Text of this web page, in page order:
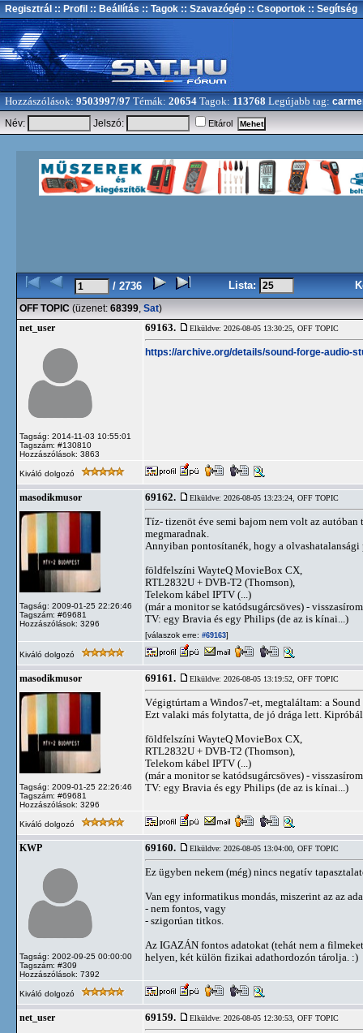
Regisztrál :: Profil :: Beállítás :: Tagok :: Szavazógép :: Csoportok :: Segítség
Hozzászólások: 9503997/97 Témák: 20654 Tagok: 113768 Legújabb tag:
Név:
Jelszó: Eltárol
/ 2736 Lista:
OFF TOPIC (üzenet: 68399, Sat)
net_user
Tagság: 2014-11-03 10:55:01
Tagszám: #130810
Hozzászólások: 3863
69163. Elküldve: 2026-08-05 13:30:25, OFF TOPIC
https://archive.org/details/sound-forge-audio-
Kiváló dolgozó
masodikmusor
Tagság: 2009-01-25 22:26:46
Tagszám: #69681
Hozzászólások: 3296
69162. Elküldve: 2026-08-05 13:23:24, OFF TOPIC
Tíz- tizenöt éve semi bajom nem volt az
megmaradnak.
Annyiban pontosítanék, hogy a
földfelszíni WayteQ MovieBox CX,
RTL2832U + DVB-T2 (Thomson),
Telekom kábel IPTV (...)
(már a monitor se katódsugárcsöves) - visszasírom
TV: egy Bravia és egy Philips (de az is kínai...)
[válaszok erre: #69163]
Kiváló dolgozó
masodikmusor
Tagság: 2009-01-25 22:26:46
Tagszám: #69681
Hozzászólások: 3296
69161. Elküldve: 2026-08-05 13:19:52, OFF TOPIC
Végigtúrtam a Windos7-et, megtaláltam: a
Ezt valaki más folytatta, de jó drága lett.
földfelszíni WayteQ MovieBox CX,
RTL2832U + DVB-T2 (Thomson),
Telekom kábel IPTV (...)
(már a monitor se katódsugárcsöves) - visszasírom
TV: egy Bravia és egy Philips (de az is kínai...)
Kiváló dolgozó
KWP
Tagság: 2002-09-25 00:00:00
Tagszám: #309
Hozzászólások: 7392
69160. Elküldve: 2026-08-05 13:04:00, OFF TOPIC
Ez ügyben nekem (még) nincs negatív
Van egy informatikus mondás, miszerint az az
- nem fontos, vagy
- szigorúan titkos.
Az IGAZÁN fontos adatokat (tehát nem a
helyen, két külön fizikai adathordozón tárolja. :)
Kiváló dolgozó
net_user 69159. Elküldve: 2026-08-05 12:30:53, OFF TOPIC